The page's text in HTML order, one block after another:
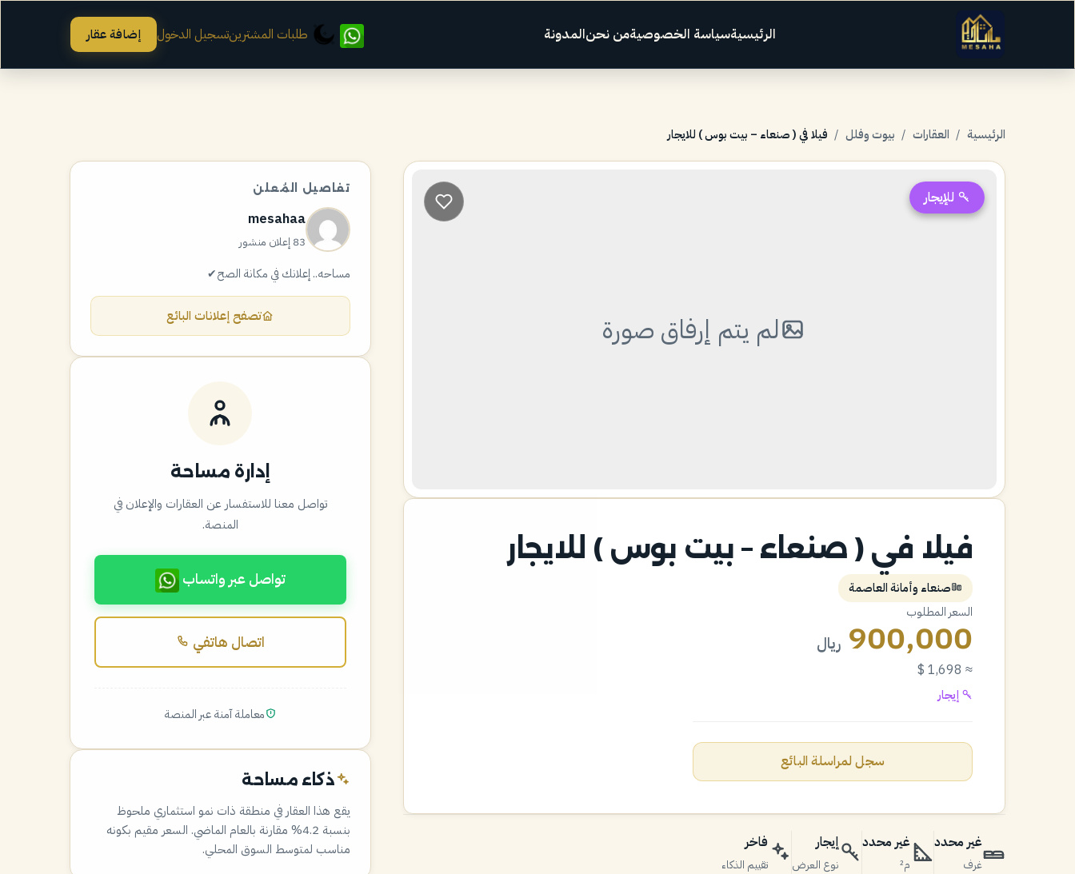
الرئيسيةسياسة الخصوصيةمن نحنالمدونة طلبات المشترينتسجيل الدخول إضافة عقار
الرئيسية / العقارات / بيوت وفلل / فيلا في ( صنعاء – بيت بوس ) للايجار
لم يتم إرفاق صورة
للإيجار
فيلا في ( صنعاء – بيت بوس ) للايجار
صنعاء وأمانة العاصمة
السعر المطلوب
900,000 ريال
≈ 1,698 $
إيجار
سجل لمراسلة البائع
غير محدد
غرف
غير محدد
م²
إيجار
نوع العرض
فاخر
تقييم الذكاء
تفاصيل المُعلن
mesahaa
83 إعلان منشور
مساحه.. إعلانك في مكانة الصح✔
تصفح إعلانات البائع
إدارة مساحة
تواصل معنا للاستفسار عن العقارات والإعلان في
المنصة.
تواصل عبر واتساب
اتصال هاتفي
معاملة آمنة عبر المنصة
ذكاء مساحة
يقع هذا العقار في منطقة ذات نمو استثماري ملحوظ
بنسبة 4.2% مقارنة بالعام الماضي. السعر مقيم بكونه
مناسب لمتوسط السوق المحلي.